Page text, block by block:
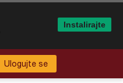
Ulogujte se
Instalirajte